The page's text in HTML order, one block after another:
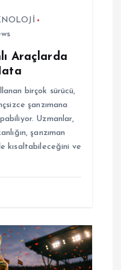
Araçlarda
birçok sürücü,
şanzımana
Uzmanlar,
şanzıman
kısaltabileceğini ve